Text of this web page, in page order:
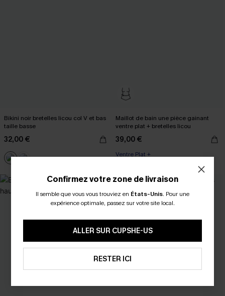
Bikini noir bretelles licou col V et bas
taille basse
32,00 €
Maillot de bain une pièce gainant
ventre plat + bretelles licou
39,00 €
Ventre Plat +
Confirmez votre zone de livraison
Il semble que vous vous trouviez en États-Unis. Pour une
expérience optimale, passez sur votre site local.
ALLER SUR CUPSHE-US
RESTER ICI